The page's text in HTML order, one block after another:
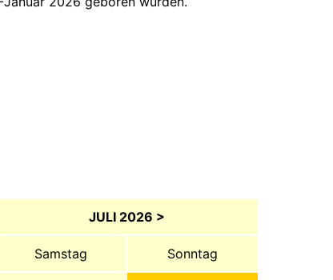
JULI 2026 >
Samstag Sonntag